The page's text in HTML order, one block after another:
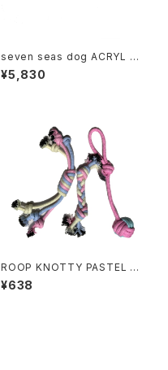
seven seas dog ACRYL SH
ORT LEAD セブンシーズ ドッ
グ アクリル ショートリード
¥5,830
ROOP KNOTTY PASTEL R
OPE ループ ノッティー パステ
ルロープ
¥638